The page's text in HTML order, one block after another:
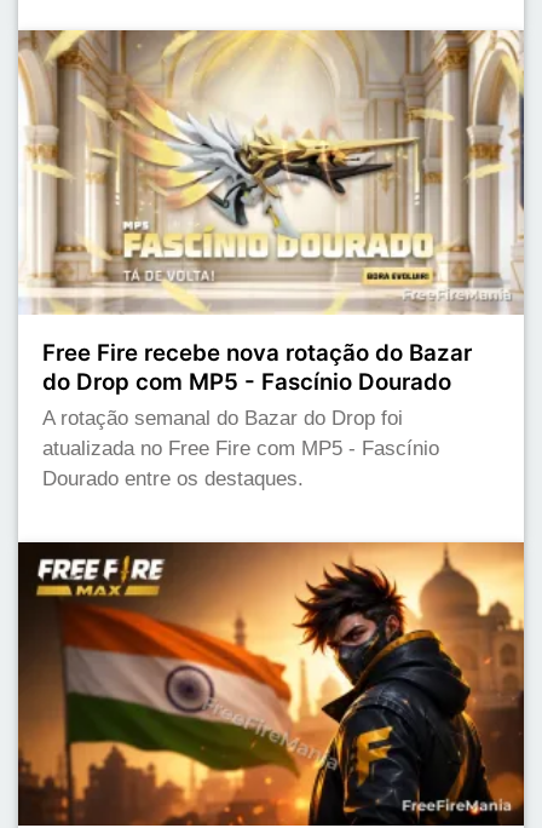
Free Fire recebe nova rotação do Bazar
do Drop com MP5 - Fascínio Dourado
A rotação semanal do Bazar do Drop foi
atualizada no Free Fire com MP5 - Fascínio
Dourado entre os destaques.